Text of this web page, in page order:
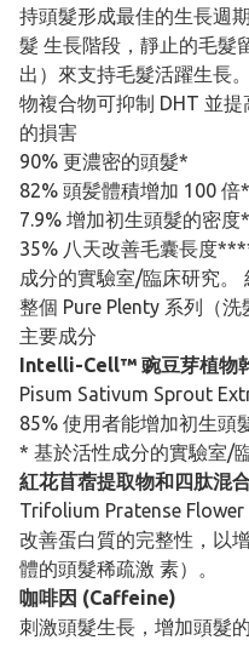
持頭髮形成最佳的⽣⻑週
髮 ⽣⻑階段，靜⽌的⽑髮
出）來⽀持⽑髮活躍⽣⻑
物複合物可抑制 DHT 並
的損害
90% 更濃密的頭髮*
82% 頭髪體積增加 100 倍*
7.9% 增加初生頭髮的密度*
35% 八天改善毛囊長度
成分的實驗室/臨床研究。
整個 Pure Plenty 系列（洗
主要成分
Intelli-Cell™ 豌⾖芽植物
Pisum Sativum Sprout
85% 使用者能增加初生頭
* 基於活性成分的實驗室/
紅花苜蓿提取物和四肽混
Trifolium Pratense
改善蛋⽩質的完整性，以
體的頭髮稀疏激 素）。
咖啡因 (Caffeine)
刺激頭髮生長，增加頭髮的